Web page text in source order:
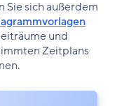
Sie sich außerdem
und
Zeitplans